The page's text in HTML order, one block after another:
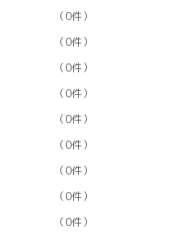
（0件）
（0件）
（0件）
（0件）
（0件）
（0件）
（0件）
（0件）
（0件）